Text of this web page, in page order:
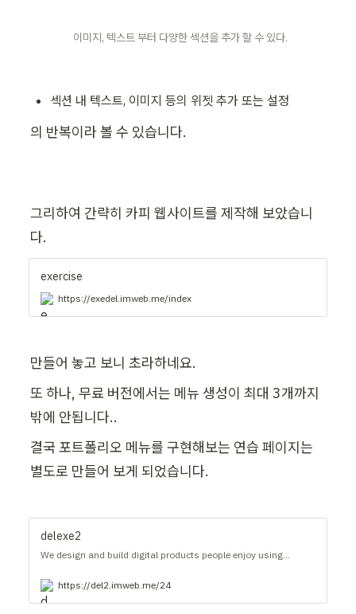
이미지, 텍스트 부터 다양한 섹션을 추가 할 수 있다.
섹션 내 텍스트, 이미지 등의 위젯 추가 또는 설정
의 반복이라 볼 수 있습니다.
그리하여 간략히 카피 웹사이트를 제작해 보았습니
다.
exercise
https://exedel.imweb.me/index
만들어 놓고 보니 초라하네요.
또 하나, 무료 버전에서는 메뉴 생성이 최대 3개까지
밖에 안됩니다..
결국 포트폴리오 메뉴를 구현해보는 연습 페이지는
별도로 만들어 보게 되었습니다.
delexe2
We design and build digital products people enjoy using...
https://del2.imweb.me/24